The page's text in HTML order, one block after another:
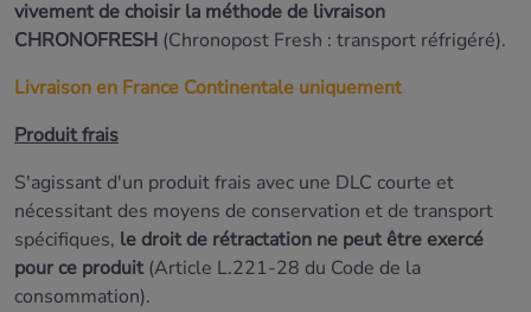
vivement de choisir la méthode de livraison
CHRONOFRESH (Chronopost Fresh : transport réfrigéré).
Livraison en France Continentale uniquement
Produit frais
S'agissant d'un produit frais avec une DLC courte et
nécessitant des moyens de conservation et de transport
spécifiques, le droit de rétractation ne peut être exercé
pour ce produit(Article L.221-28 du Code de la
consommation).